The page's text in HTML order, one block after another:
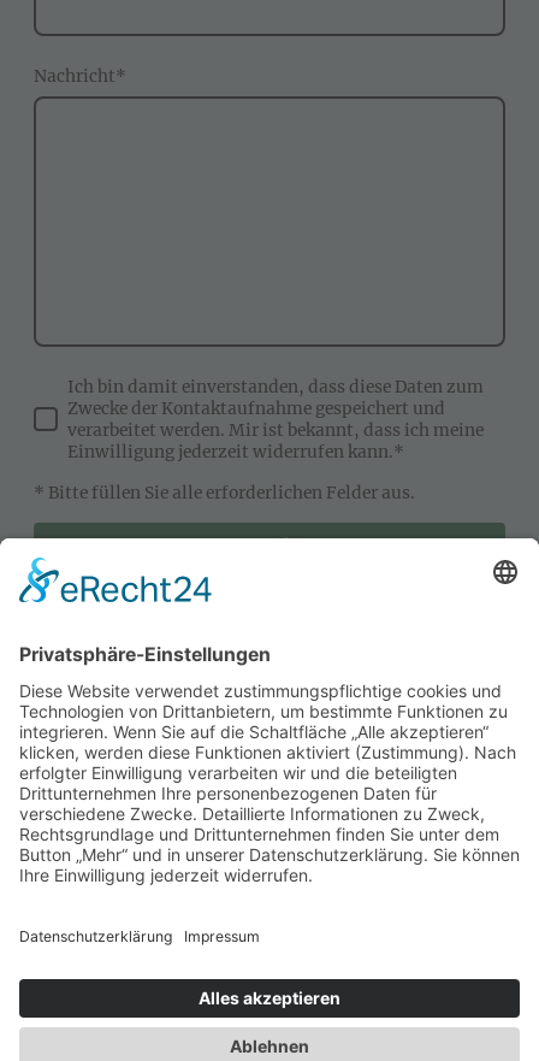
Nachricht*
Ich bin damit einverstanden, dass diese Daten zum
Zwecke der Kontaktaufnahme gespeichert und
verarbeitet werden. Mir ist bekannt, dass ich meine
Einwilligung jederzeit widerrufen kann.*
* Bitte füllen Sie alle erforderlichen Felder aus.
Send
Telefon: 0173 - 71 66 827
Adresse: 38126 Braunschweig, Zum
Heseberg 16